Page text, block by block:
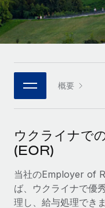
プラットフォー
チームのための人
接続 新しい
当社のMCPを使用
統合
基本的なビジネス
サービス
専門家に相談
グローバル人事・コ
企業
大企業向けのグロ
パートナーに登録
戦略的テクノロ
グローバルな人事
当社とのパートナ
Remote Build
統合とAI自動化に
HR用語集
チェックリストおよ
職務内容ライブラリ
ウェビナー
イベント
ニュースルーム
給与・人材情報
情報センター
サポートを依頼する
Italiano
Português (Portugal)
日本語
한국어 概要
ウクライナ
(EOR)
当社のEmployer of
ば、ウクライナで優
理し、給与処理できま